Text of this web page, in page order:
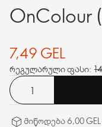
7,49 GEL
რეგულარული ფასი:
მიწოდება 6,00